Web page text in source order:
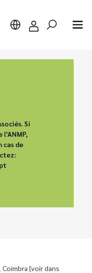
Si
l'ANMP,
cas de
Coimbra[voir dans